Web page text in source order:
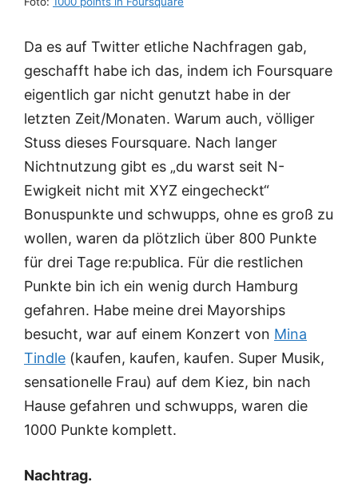
Da es auf Twitter etliche Nachfragen gab,
geschafft habe ich das, indem ich Foursquare
eigentlich gar nicht genutzt habe in der
letzten Zeit/Monaten. Warum auch, völliger
Stuss dieses Foursquare. Nach langer
Nichtnutzung gibt es „du warst seit N-
Ewigkeit nicht mit XYZ eingecheckt“
Bonuspunkte und schwupps, ohne es groß zu
wollen, waren da plötzlich über 800 Punkte
für drei Tage re:publica. Für die restlichen
Punkte bin ich ein wenig durch Hamburg
gefahren. Habe meine drei Mayorships
besucht, war auf einem Konzert von Mina
Tindle (kaufen, kaufen, kaufen. Super Musik,
sensationelle Frau) auf dem Kiez, bin nach
Hause gefahren und schwupps, waren die
1000 Punkte komplett.
Nachtrag.